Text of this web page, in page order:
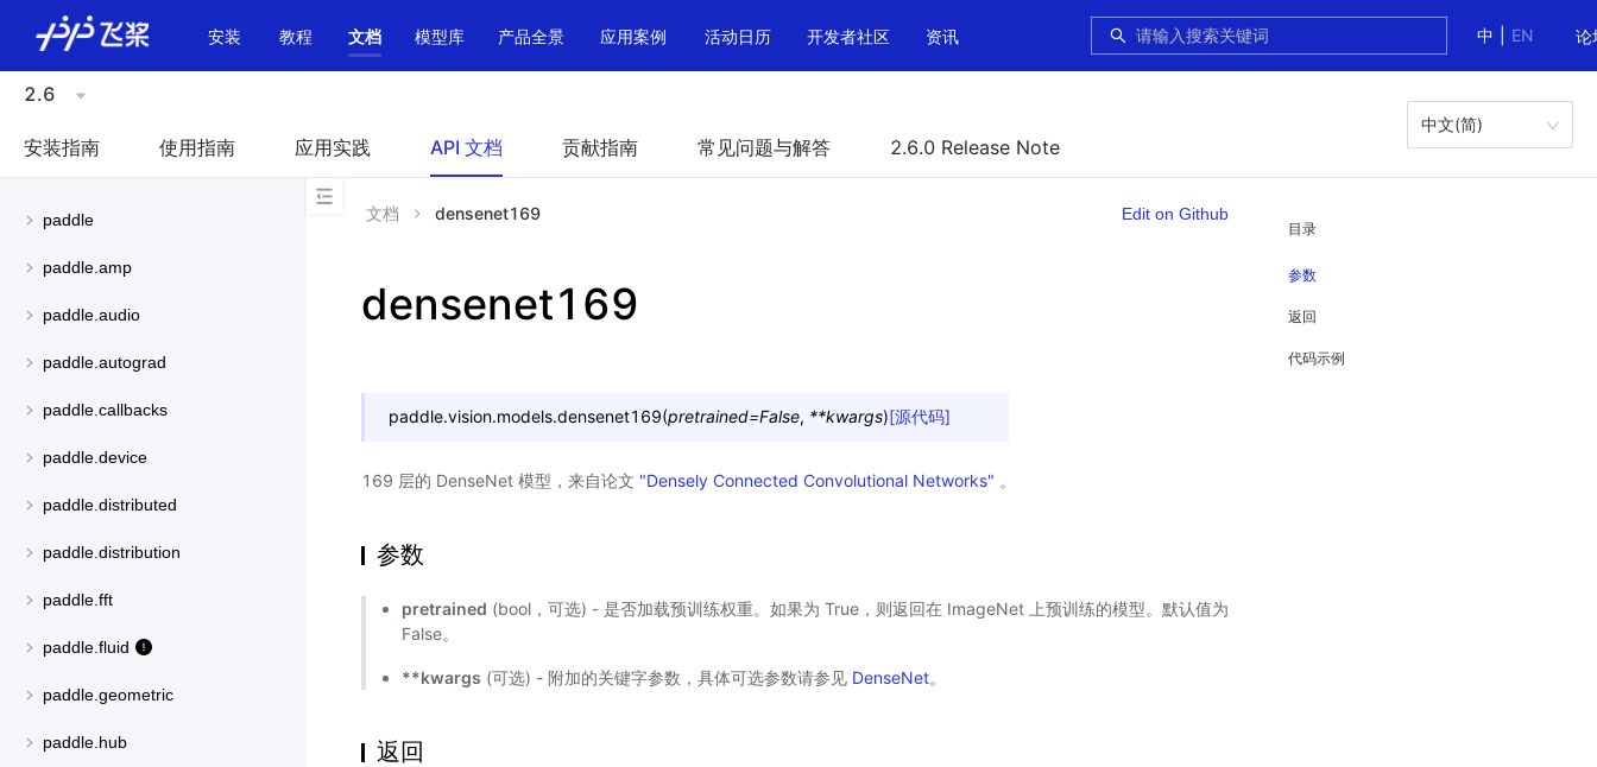
中
EN 论
安装 教程 文档 模型库 产品全景 应用案例 活动日历 开发者社区 资讯
2.6
安装指南 使用指南 应用实践 API 文档 贡献指南 常见问题与解答 2.6.0 Release Note
中文(简)
paddle
paddle.amp
paddle.audio
paddle.autograd
paddle.callbacks
paddle.device
paddle.distributed
paddle.distribution
paddle.fft
paddle.fluid
paddle.geometric
paddle.hub
目录
参数
返回
代码示例
文档 densenet169 Edit on Github
densenet169
paddle.vision.models.densenet169(pretrained=False, **kwargs)[源代码]
169 层的 DenseNet 模型，来自论文 "Densely Connected Convolutional Networks" 。
参数
pretrained (bool，可选) - 是否加载预训练权重。如果为 True，则返回在 ImageNet 上预训练的模型。默认值为
False。
**kwargs (可选) - 附加的关键字参数，具体可选参数请参见 DenseNet。
返回